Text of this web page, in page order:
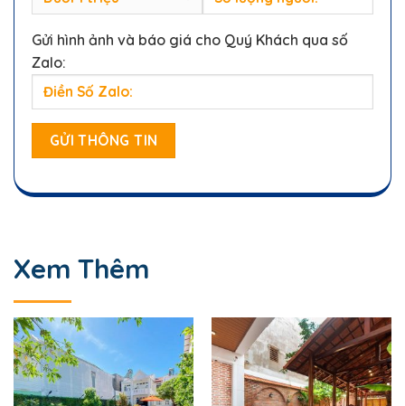
Gửi hình ảnh và báo giá cho Quý Khách qua số
Zalo:
Xem Thêm